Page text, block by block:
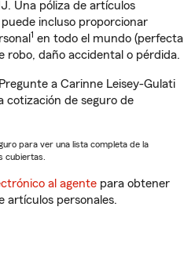
Una póliza de artículos
incluso proporcionar
1 en todo el mundo (perfecta
robo, daño accidental o pérdida.
a Carinne Leisey-Gulati
cotización de seguro de
para ver una lista completa de la
cubiertas.
al agente para obtener
artículos personales.